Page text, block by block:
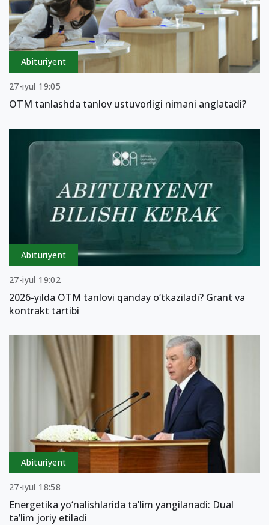
Abituriyent
27-iyul 19:05
OTM tanlashda tanlov ustuvorligi nimani anglatadi?
Abituriyent
27-iyul 19:02
2026-yilda OTM tanlovi qanday o‘tkaziladi? Grant va
kontrakt tartibi
Abituriyent
27-iyul 18:58
Energetika yo‘nalishlarida ta’lim yangilanadi: Dual
ta’lim joriy etiladi